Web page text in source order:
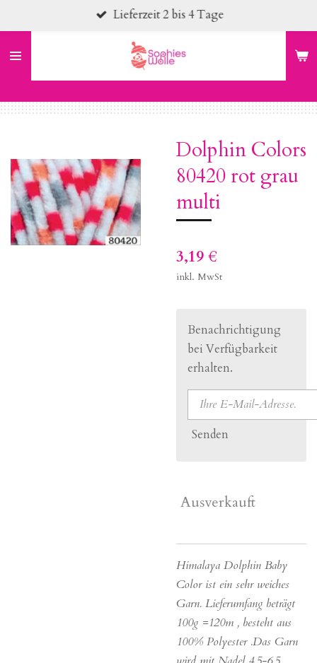
Hauptinhalt
springen
Lieferzeit 2 bis 4 Tage
Dolphin Colors
80420 rot grau
multi
3,19 €
inkl. MwSt
Benachrichtigung
bei Verfügbarkeit
erhalten.
Senden
Ausverkauft
Himalaya Dolphin Baby
Color ist ein sehr weiches
Garn. Lieferumfang beträgt
100g =120m , besteht aus
100% Polyester .Das Garn